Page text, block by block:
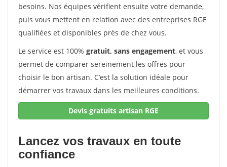
besoins. Nos équipes vérifient ensuite votre demande,
puis vous mettent en relation avec des entreprises RGE
qualifiées et disponibles près de chez vous.
Le service est 100% gratuit, sans engagement, et vous
permet de comparer sereinement les offres pour
choisir le bon artisan. C’est la solution idéale pour
démarrer vos travaux dans les meilleures conditions.
Devis gratuits artisan RGE
Lancez vos travaux en toute
confiance